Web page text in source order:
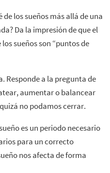
los sueños más allá de una
Da la impresión de que el
sueños son “puntos de
Responde a la pregunta de
aumentar o balancear
no podamos cerrar.
es un periodo necesario
para un correcto
nos afecta de forma